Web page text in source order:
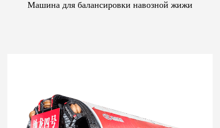
Машина для балансировки навозной жижи